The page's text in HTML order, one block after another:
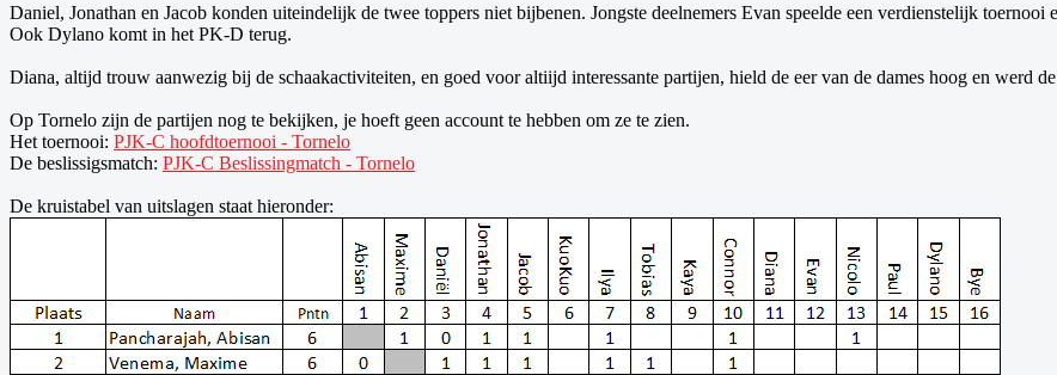
Daniel, Jonathan en Jacob konden uiteindelijk de twee toppers niet bijbenen. Jongste deelnemers Evan speelde een verdienstelijk
Ook Dylano komt in het PK-D terug.
Diana, altijd trouw aanwezig bij de schaakactiviteiten, en goed voor altiijd interessante partijen, hield de eer van de dames hoog en werd
Op Tornelo zijn de partijen nog te bekijken, je hoeft geen account te hebben om ze te zien.
Het toernooi: PJK-C hoofdtoernooi - Tornelo
De beslissigsmatch: PJK-C Beslissingmatch - Tornelo
De kruistabel van uitslagen staat hieronder: